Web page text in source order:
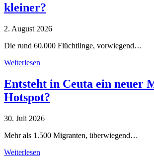
kleiner?
2. August 2026
Die rund 60.000 Flüchtlinge, vorwiegend…
Weiterlesen
Entsteht in Ceuta ein neuer
Hotspot?
30. Juli 2026
Mehr als 1.500 Migranten, überwiegend…
Weiterlesen